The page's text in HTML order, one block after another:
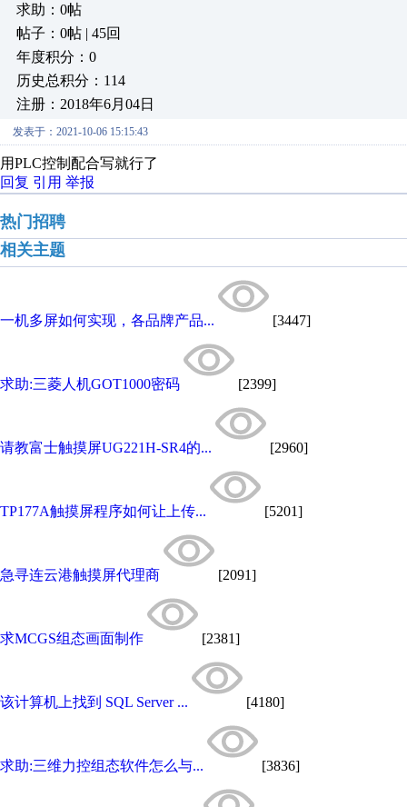
求助：0帖
帖子：0帖 | 45回
年度积分：0
历史总积分：114
注册：2018年6月04日
发表于：2021-10-06 15:15:43
用PLC控制配合写就行了
回复 引用 举报
热门招聘
相关主题
一机多屏如何实现，各品牌产品... [3447]
求助:三菱人机GOT1000密码 [2399]
请教富士触摸屏UG221H-SR4的... [2960]
TP177A触摸屏程序如何让上传... [5201]
急寻连云港触摸屏代理商 [2091]
求MCGS组态画面制作 [2381]
该计算机上找到 SQL Server ... [4180]
求助:三维力控组态软件怎么与... [3836]